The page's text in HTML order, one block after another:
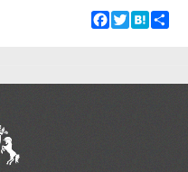
Facebook
TwitterHatena